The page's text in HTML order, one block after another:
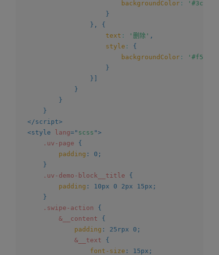
backgroundColor :
}
} ,
{
text : '删除' ,
style :
{
backgroundColor :
}
}
}
}
}
</script>
<style lang=" scss ">
.uv-page
{
padding : 0 ;
}
.uv-demo-block__title
{
padding : 10px 0 2px 15px ;
}
.swipe-action
{
&__content
{
padding : 25rpx 0 ;
&__text
{
font-size : 15px ;